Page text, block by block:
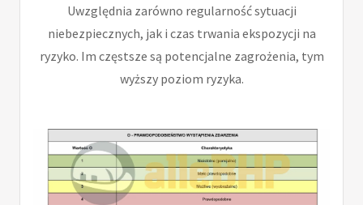
Uwzględnia zarówno regularność sytuacji
niebezpiecznych, jak i czas trwania ekspozycji na
ryzyko. Im częstsze są potencjalne zagrożenia, tym
wyższy poziom ryzyka.